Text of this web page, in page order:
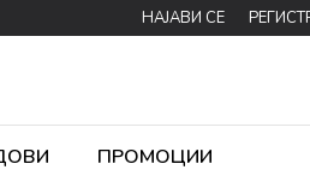
НАЈАВИ СЕ
ПРОМОЦИИ